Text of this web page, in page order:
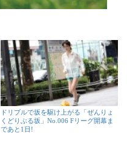
ドリブルで坂を駆け上がる「ぜんりょ
くどりぶる坂」No.006 Fリーグ開幕ま
であと1日!